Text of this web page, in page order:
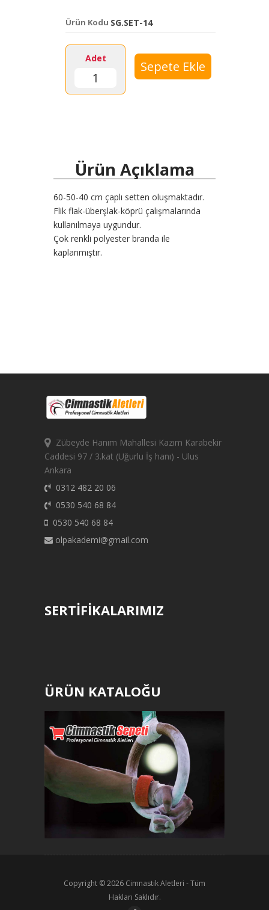
Ürün Kodu SG.SET-14
Adet
Ürün Açıklama
60-50-40 cm çaplı setten oluşmaktadır.
Flik flak-überşlak-köprü çalışmalarında
kullanılmaya uygundur.
Çok renkli polyester branda ile
kaplanmıştır.
Zübeyde Hanım Mahallesi Kazım Karabekir
Caddesi 97 / 3.kat (Uğurlu İş hanı) - Ulus
Ankara
0312 482 20 06
0530 540 68 84
0530 540 68 84
olpakademi@gmail.com
SERTİFİKALARIMIZ
ÜRÜN KATALOĞU
Copyright © 2026 Cimnastik Aletleri - Tüm
Hakları Saklıdır.